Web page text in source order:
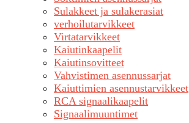
Sulakkeet ja sulakerasiat
verhoilutarvikkeet
Virtatarvikkeet
Kaiutinkaapelit
Kaiutinsovitteet
Vahvistimen asennussarjat
Kaiuttimien asennustarvikkeet
RCA signaalikaapelit
Signaalimuuntimet